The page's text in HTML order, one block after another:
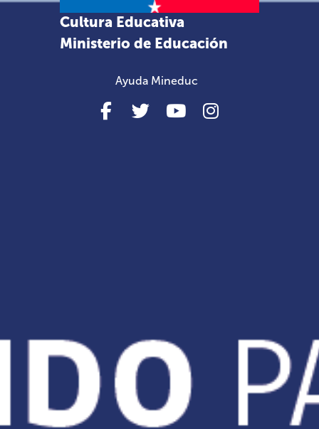
Cultura Educativa
Ministerio de Educación
Ayuda Mineduc